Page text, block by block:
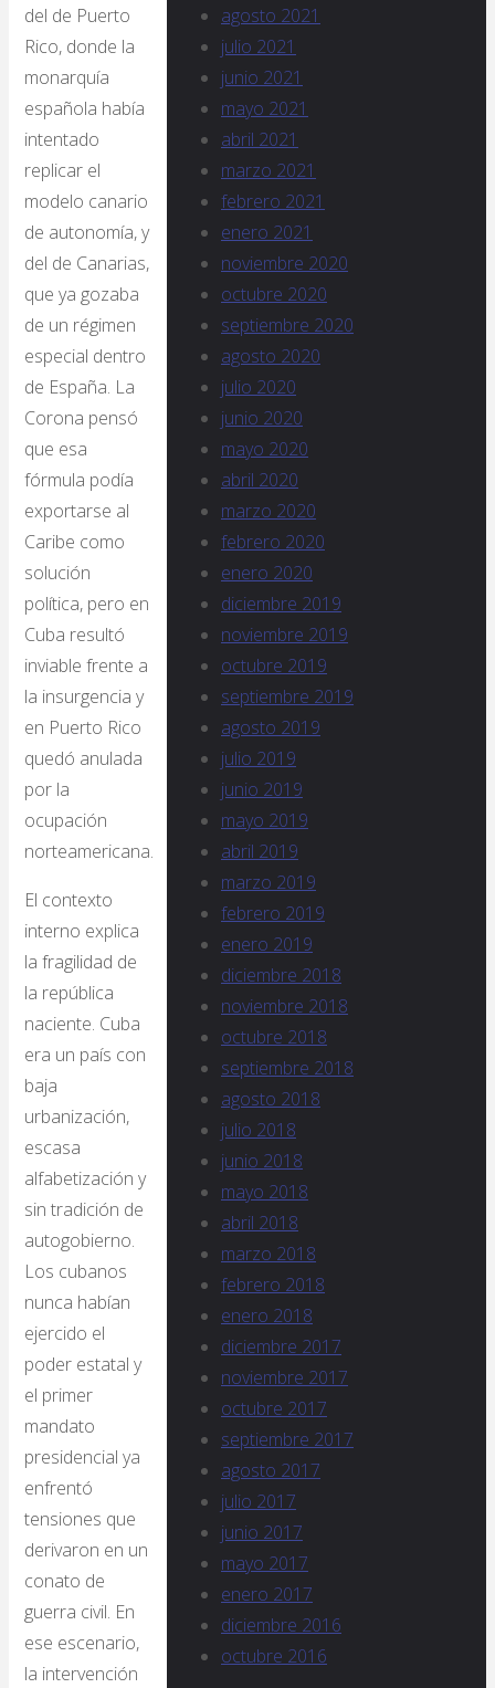
del de Puerto
Rico, donde la
monarquía
española había
intentado
replicar el
modelo canario
de autonomía, y
del de Canarias,
que ya gozaba
de un régimen
especial dentro
de España. La
Corona pensó
que esa
fórmula podía
exportarse al
Caribe como
solución
política, pero en
Cuba resultó
inviable frente a
la insurgencia y
en Puerto Rico
quedó anulada
por la
ocupación
norteamericana.
El contexto
interno explica
la fragilidad de
la república
naciente. Cuba
era un país con
baja
urbanización,
escasa
alfabetización y
sin tradición de
autogobierno.
Los cubanos
nunca habían
ejercido el
poder estatal y
el primer
mandato
presidencial ya
enfrentó
tensiones que
derivaron en un
conato de
guerra civil. En
ese escenario,
la intervención
agosto 2021
julio 2021
junio 2021
mayo 2021
abril 2021
marzo 2021
febrero 2021
enero 2021
noviembre 2020
octubre 2020
septiembre 2020
agosto 2020
julio 2020
junio 2020
mayo 2020
abril 2020
marzo 2020
febrero 2020
enero 2020
diciembre 2019
noviembre 2019
octubre 2019
septiembre 2019
agosto 2019
julio 2019
junio 2019
mayo 2019
abril 2019
marzo 2019
febrero 2019
enero 2019
diciembre 2018
noviembre 2018
octubre 2018
septiembre 2018
agosto 2018
julio 2018
junio 2018
mayo 2018
abril 2018
marzo 2018
febrero 2018
enero 2018
diciembre 2017
noviembre 2017
octubre 2017
septiembre 2017
agosto 2017
julio 2017
junio 2017
mayo 2017
enero 2017
diciembre 2016
octubre 2016